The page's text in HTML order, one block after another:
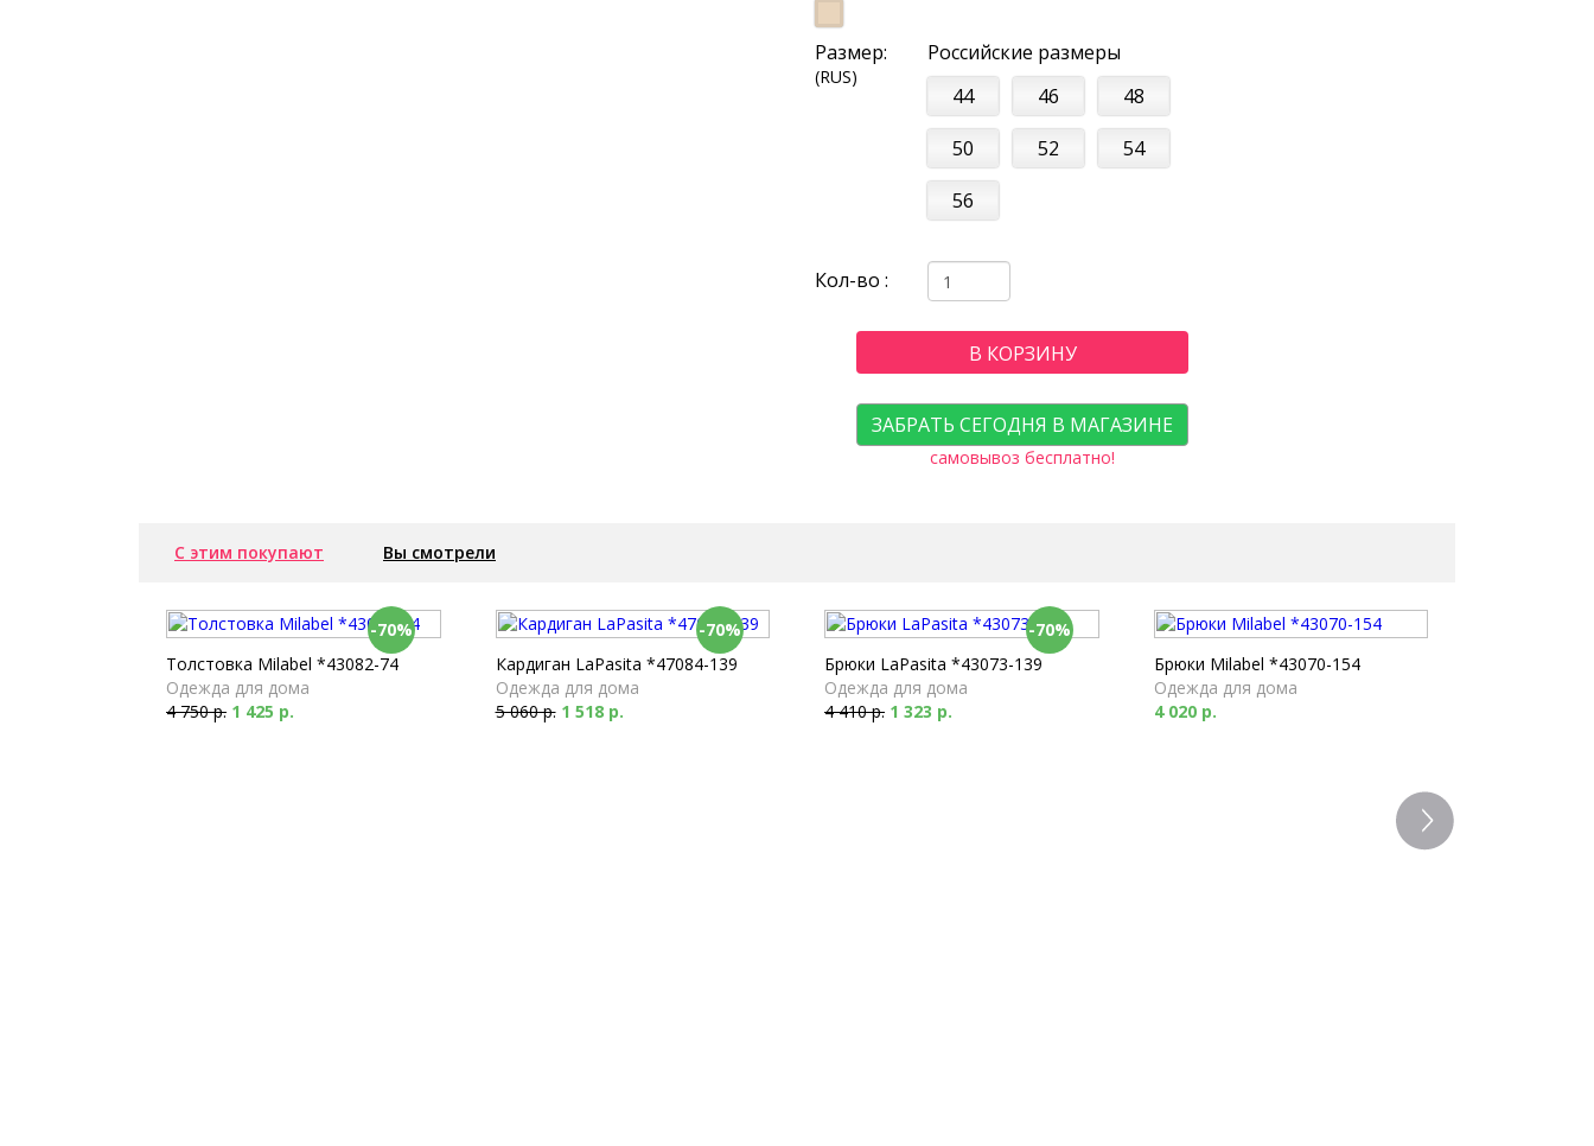
Размер:
(RUS)
Российские размеры
44
46
48
50
52
54
56
Кол-во :
В КОРЗИНУ
ЗАБРАТЬ СЕГОДНЯ В МАГАЗИНЕ
самовывоз бесплатно!
С этим покупают Вы смотрели
-70%
Толстовка Milabel *43082-74
Одежда для дома
4 750 р. 1 425 р.
-70%
Кардиган LaPasita *47084-139
Одежда для дома
5 060 р. 1 518 р.
-70%
Брюки LaPasita *43073-139
Одежда для дома
4 410 р. 1 323 р.
Брюки Milabel *43070-154
Одежда для дома
4 020 р.